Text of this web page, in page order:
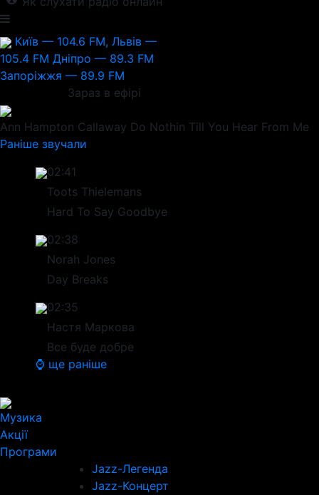
Київ — 104.6 FM, Львів —
105.4 FM Дніпро — 89.3 FM
Запоріжжя — 89.9 FM
Зараз в ефірі
Ann Hampton Callaway Do Nothin Till You Hear From Me
Раніше звучали
02:41
Toots Thielemans
Hard To Say Goodbye
02:38
Norah Jones
Day Breaks
02:35
Настя Маркова
Все буде добре
⌚ ще раніше
Музика
Акції
Програми
Jazz-Легенда
Jazz-Концерт